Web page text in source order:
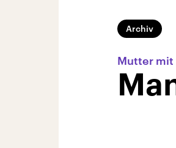
Archiv
Mutter mit